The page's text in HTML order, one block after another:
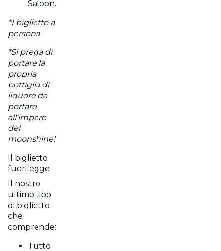
Saloon.
*1 biglietto a
persona
*Si prega di
portare la
propria
bottiglia di
liquore da
portare
all'impero
del
moonshine!
Il biglietto
fuorilegge
Il nostro
ultimo tipo
di biglietto
che
comprende:
Tutto